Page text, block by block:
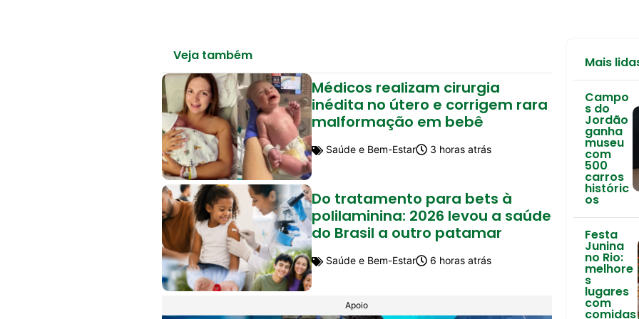
Veja também
Médicos realizam cirurgia
inédita no útero e corrigem rara
malformação em bebê
Saúde e Bem-Estar 3 horas atrás
Do tratamento para bets à
polilaminina: 2026 levou a saúde
do Brasil a outro patamar
Saúde e Bem-Estar 6 horas atrás
Apoio
Mais
Campo
s do
Jordão
ganha
museu
com
500
carros
históric
os
Festa
Junina
no Rio:
melhore
s
lugares
com
comidas